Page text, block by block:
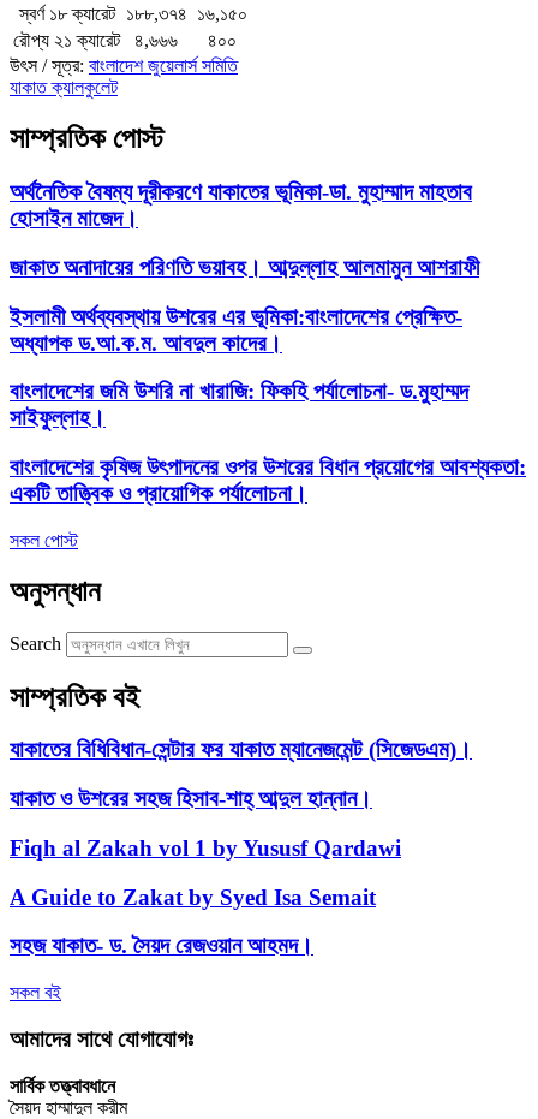
স্বর্ণ ১৮ ক্যারেট
১৮৮,৩৭৪ ১৬,১৫০
রৌপ্য ২১ ক্যারেট
৪,৬৬৬
৪০০
উৎস / সূত্র: বাংলাদেশ জুয়েলার্স সমিতি
যাকাত ক্যালকুলেট
সাম্প্রতিক পোস্ট
অর্থনৈতিক বৈষম্য দূরীকরণে যাকাতের ভূমিকা-ডা. মুহাম্মাদ মাহতাব
হোসাইন মাজেদ।
জাকাত অনাদায়ের পরিণতি ভয়াবহ। আব্দুল্লাহ আলমামুন আশরাফী
ইসলামী অর্থব্যবস্থায় উশরের এর ভূমিকা:বাংলাদেশের প্রেক্ষিত-
অধ্যাপক ড.আ.ক.ম. আবদুল কাদের।
বাংলাদেশের জমি উশরি না খারাজি: ফিকহি পর্যালোচনা- ড.মুহাম্মদ
সাইফুল্লাহ।
বাংলাদেশের কৃষিজ উৎপাদনের ওপর উশরের বিধান প্রয়োগের আবশ্যকতা:
একটি তাত্ত্বিক ও প্রায়োগিক পর্যালোচনা।
সকল পোস্ট
অনুসন্ধান
Search
সাম্প্রতিক বই
যাকাতের বিধিবিধান-সেন্টার ফর যাকাত ম্যানেজমেন্ট (সিজেডএম)।
যাকাত ও উশরের সহজ হিসাব-শাহ্ আব্দুল হান্নান।
Fiqh al Zakah vol 1 by Yususf Qardawi
A Guide to Zakat by Syed Isa Semait
সহজ যাকাত- ড. সৈয়দ রেজওয়ান আহমদ।
সকল বই
আমাদের সাথে যোগাযোগঃ
সার্বিক তত্ত্বাবধানে
সৈয়দ হাম্মাদুল করীম